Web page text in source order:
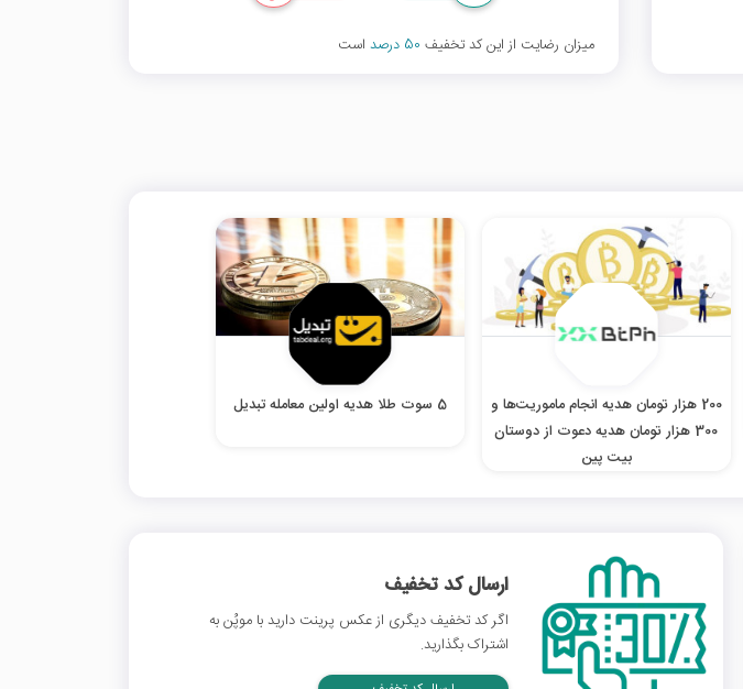
میزان رضایت از این کد تخفیف 50 درصد است
200 هزار تومان هدیه انجام ماموریت‌ها و
300 هزار تومان هدیه دعوت از دوستان
بیت پین
5 سوت طلا هدیه اولین معامله تبدیل
ارسال کد تخفیف
اگر کد تخفیف دیگری از عکس پرینت دارید با موپُن به
اشتراک بگذارید.